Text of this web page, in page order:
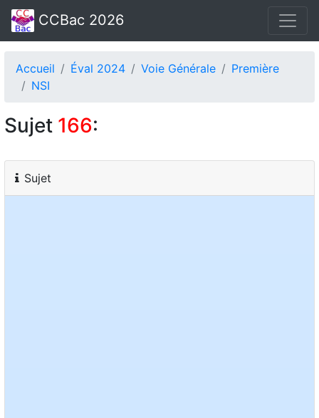
CCBac 2026
Accueil Éval 2024 Voie Générale
Première
NSI
Sujet 166:
Sujet